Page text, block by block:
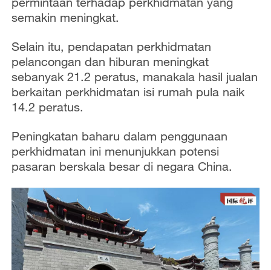
semakin meningkat.
Selain itu, pendapatan perkhidmatan
pelancongan dan hiburan meningkat
sebanyak 21.2 peratus, manakala hasil jualan
berkaitan perkhidmatan isi rumah pula naik
14.2 peratus.
Peningkatan baharu dalam penggunaan
perkhidmatan ini menunjukkan potensi
pasaran berskala besar di negara China.